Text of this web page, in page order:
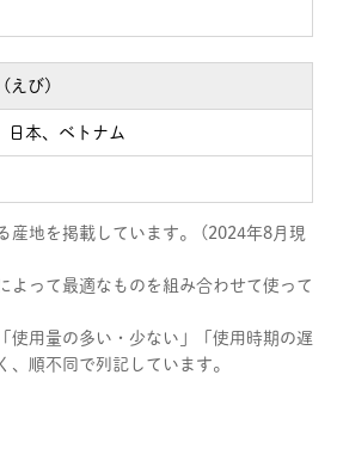
(えび)
日本、ベトナム
産地を掲載しています。 (2024年8月現
よって最適なものを組み合わせて使って
使用量の多い・少ない」「使用時期の遅
、順不同で列記しています。